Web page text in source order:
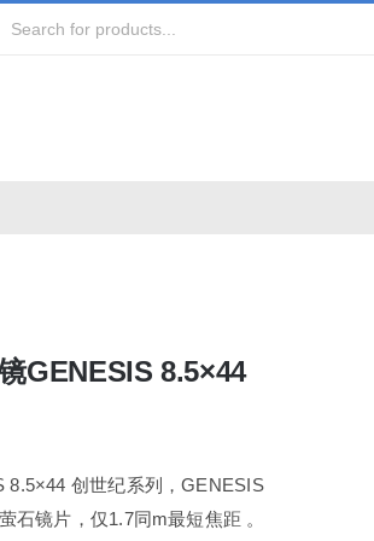
GENESIS 8.5×44
8.5×44 创世纪系列，GENESIS
石镜片，仅1.7同m最短焦距 。